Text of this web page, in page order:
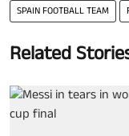
SPAIN FOOTBALL TEAM
Related